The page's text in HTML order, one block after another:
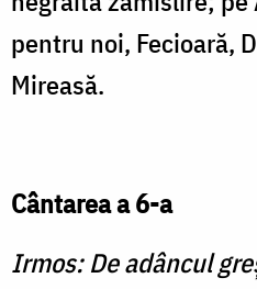
pentru noi, Fecioară,
Mireasă.
Cântarea a 6-a
Irmos: De adâncul